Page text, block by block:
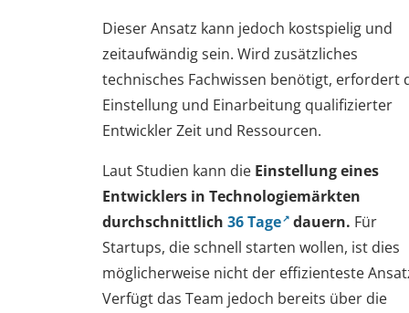
Dieser Ansatz kann jedoch kostspielig und
zeitaufwändig sein. Wird zusätzliches
technisches Fachwissen benötigt, erfordert
Einstellung und Einarbeitung qualifizierter
Entwickler Zeit und Ressourcen.
Laut Studien kann die Einstellung eines
Entwicklers in Technologiemärkten
durchschnittlich 36 Tage dauern. Für
Startups, die schnell starten wollen, ist dies
möglicherweise nicht der effizienteste
Verfügt das Team jedoch bereits über die